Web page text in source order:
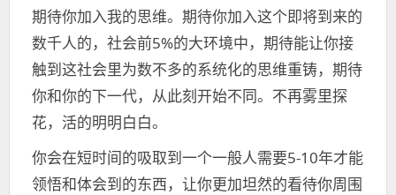
期待你加入我的思维。期待你加入这个即将到来的
数千人的，社会前5%的大环境中，期待能让你接
触到这社会里为数不多的系统化的思维重铸，期待
你和你的下一代，从此刻开始不同。不再雾里探
花，活的明明白白。
你会在短时间的吸取到一个一般人需要5-10年才能
领悟和体会到的东西，让你更加坦然的看待你周围